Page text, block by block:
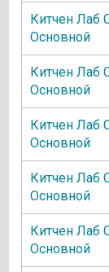
Китчен Лаб
Основной
Китчен Лаб
Основной
Китчен Лаб
Основной
Китчен Лаб
Основной
Китчен Лаб
Основной